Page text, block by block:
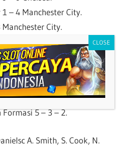
– 4 Manchester City.
City.
City.
AFC
City
5 – 3 – 2.
A. Smith, S. Cook, N.